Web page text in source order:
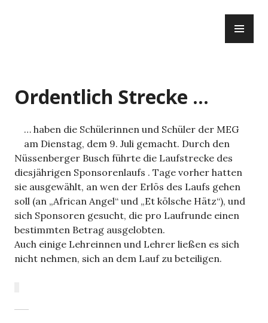
Ordentlich Strecke …
… haben die Schülerinnen und Schüler der MEG
am Dienstag, dem 9. Juli gemacht. Durch den
Nüssenberger Busch führte die Laufstrecke des
diesjährigen Sponsorenlaufs . Tage vorher hatten
sie ausgewählt, an wen der Erlös des Laufs gehen
soll (an „African Angel“ und „Et kölsche Hätz“), und
sich Sponsoren gesucht, die pro Laufrunde einen
bestimmten Betrag ausgelobten.
Auch einige Lehreinnen und Lehrer ließen es sich
nicht nehmen, sich an dem Lauf zu beteiligen.